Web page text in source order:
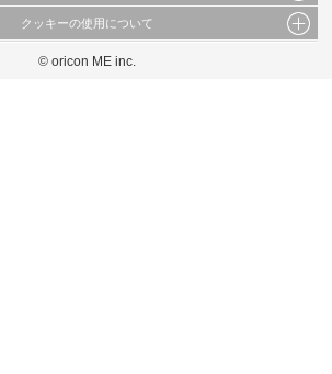
なく無断転載・複製などの二次利用を行うことは固く禁じて
はすべてサービスの利用者が提出された見解・感想です。
とをご理解いただいた上でご覧ください。
クッキーの使用について
用して、ユーザーに合わせたコンテンツや広告の表示、ソー
© oricon ME inc.